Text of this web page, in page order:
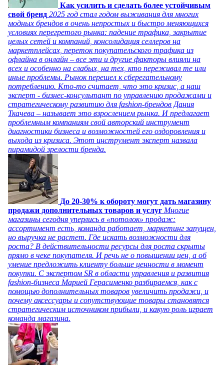
Как усилить и сделать более устойчивым
свой бренд 2025 год стал годом выживания для многих
модных брендов в очень непростых и быстро меняющихся
условиях перегретого рынка: падение трафика, закрытие
целых сетей и компаний, консолидация селлеров на
маркетплейсах, переток покупательского трафика из
офлайна в онлайн – все эти и другие факторы влияли на
всех и особенно на слабых, на тех, кто переживал те или
иные проблемы. Рынок перешел к сберегательному
потреблению. Кто-то считает, что это кризис, а наш
эксперт - бизнес-консультант по управлению продажами и
стратегическому развитию для fashion-брендов Дания
Ткачева – называет это взрослением рынка. И предлагает
проблемным компаниям свой авторский инструмент
диагностики бизнеса и возможностей его оздоровления и
выхода из кризиса. Этот инструмент эксперт назвала
пирамидой зрелости бренда.
До 20-30% к обороту могут дать магазину
продажи дополнительных товаров и услуг Многие
магазины сегодня уперлись в «потолок» продаж:
ассортимент есть, команда работает, маркетинг запущен,
но выручка не растет. Где искать возможности для
роста? В действительности ресурсы для роста скрыты
прямо в чеке покупателя. И речь не о повышении цен, а об
умение предложить клиенту больше ценности в момент
покупки. С экспертом SR в области управления и развития
fashion-бизнеса Марией Герасименко разбираемся, как с
помощью дополнительных товаров увеличить продажи, и
почему аксессуары и сопутствующие товары становятся
стратегическим источником прибыли, и какую роль играет
команда магазина.